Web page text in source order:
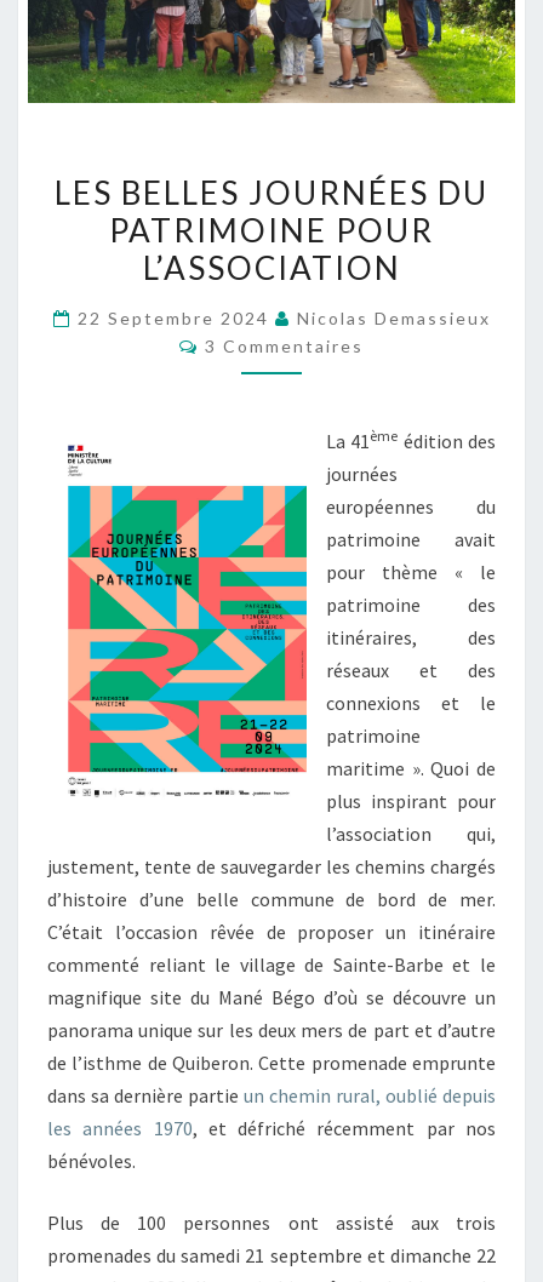
BELLES
JOURNÉES
DU
POUR
LES BELLES JOURNÉES DU
PATRIMOINE POUR
L’ASSOCIATION
22 Septembre 2024
Nicolas Demassieux
Commentaires
3 Commentaires
La 41ème édition des
journées
européennes du
patrimoine avait
pour thème « le
patrimoine des
itinéraires, des
réseaux et des
connexions et le
patrimoine
maritime ». Quoi de
plus inspirant pour
l’association qui,
justement, tente de sauvegarder les chemins chargés
d’histoire d’une belle commune de bord de mer.
C’était l’occasion rêvée de proposer un itinéraire
commenté reliant le village de Sainte-Barbe et le
magnifique site du Mané Bégo d’où se découvre un
panorama unique sur les deux mers de part et d’autre
de l’isthme de Quiberon. Cette promenade emprunte
dans sa dernière partie un chemin rural, oublié depuis
les années 1970, et défriché récemment par nos
bénévoles.
Plus de 100 personnes ont assisté aux trois
promenades du samedi 21 septembre et dimanche 22